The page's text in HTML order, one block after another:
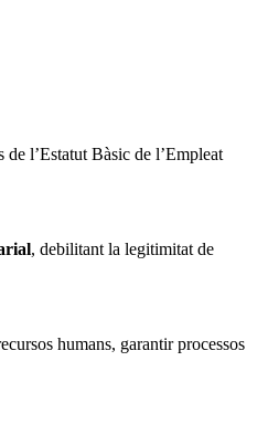
l’Estatut Bàsic de l’Empleat
, debilitant la legitimitat de
humans, garantir processos